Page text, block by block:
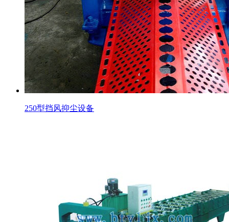
250型挡风抑尘设备